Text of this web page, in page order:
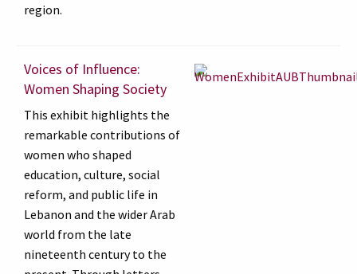
region.
Voices of Influence:
Women Shaping Society
This exhibit highlights the
remarkable contributions of
women who shaped
education, culture, social
reform, and public life in
Lebanon and the wider Arab
world from the late
nineteenth century to the